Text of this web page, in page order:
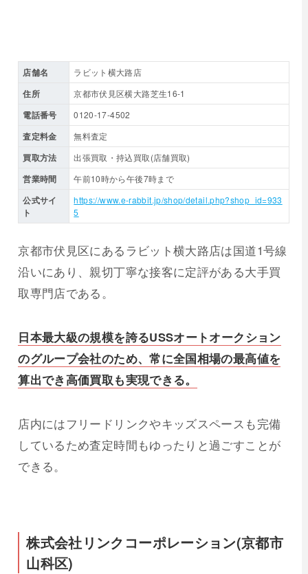
店舗名 ラビット横大路店
住所 京都市伏見区横大路芝生16-1
電話番号 0120-17-4502
査定料金 無料査定
買取方法 出張買取・持込買取(店舗買取)
営業時間 午前10時から午後7時まで
公式サイ
ト
https://www.e-rabbit.jp/shop/detail.php?shop_id=933
5
京都市伏見区にあるラビット横大路店は国道1号線
沿いにあり、親切丁寧な接客に定評がある大手買
取専門店である。
日本最大級の規模を誇るUSSオートオークション
のグループ会社のため、常に全国相場の最高値を
算出でき高価買取も実現できる。
店内にはフリードリンクやキッズスペースも完備
しているため査定時間もゆったりと過ごすことが
できる。
株式会社リンクコーポレーション(京都市
山科区)